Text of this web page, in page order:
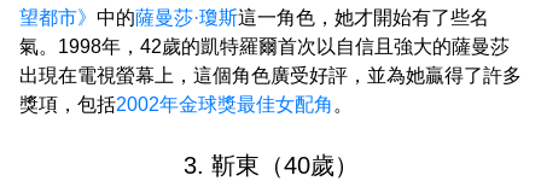
望都市》 中的薩曼莎·瓊斯這一角色，她才開始有了些名
氣。1998年，42歲的凱特羅爾首次以自信且強大的薩曼莎
出現在電視螢幕上，這個角色廣受好評，並為她贏得了許多
獎項，包括2002年金球獎最佳女配角 。
3. 靳東（40歲）